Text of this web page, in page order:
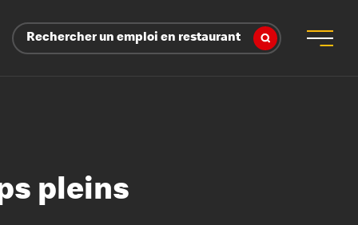
Rechercher un emploi en restaurant
d’employeurpleins